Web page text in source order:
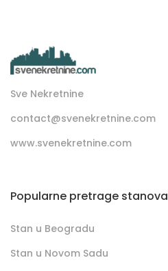
Sve Nekretnine
contact@svenekretnine.com
www.svenekretnine.com
Popularne pretrage stanova
Stan u Beogradu
Stan u Novom Sadu